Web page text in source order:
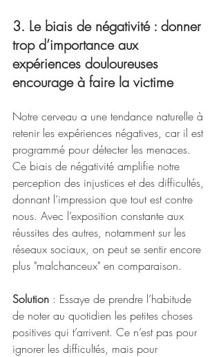
3. Le biais de négativité : donner
trop d’importance aux
expériences douloureuses
encourage à faire la victime
Notre cerveau a une tendance naturelle à
retenir les expériences négatives, car il est
programmé pour détecter les menaces.
Ce biais de négativité amplifie notre
perception des injustices et des difficultés,
donnant l’impression que tout est contre
nous. Avec l’exposition constante aux
réussites des autres, notamment sur les
réseaux sociaux, on peut se sentir encore
plus "malchanceux" en comparaison.
Solution : Essaye de prendre l’habitude
de noter au quotidien les petites choses
positives qui t’arrivent. Ce n’est pas pour
ignorer les difficultés, mais pour